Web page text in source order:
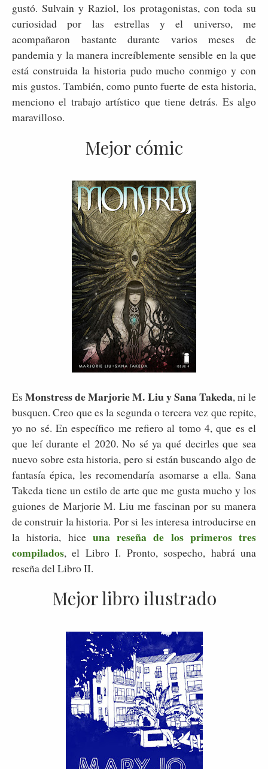
gustó. Sulvain y Raziol, los protagonistas, con toda su
curiosidad por las estrellas y el universo, me
acompañaron bastante durante varios meses de
pandemia y la manera increíblemente sensible en la que
está construida la historia pudo mucho conmigo y con
mis gustos. También, como punto fuerte de esta historia,
menciono el trabajo artístico que tiene detrás. Es algo
maravilloso.
Mejor cómic
EsMonstress de Marjorie M. Liu y Sana Takeda, ni le
busquen. Creo que es la segunda o tercera vez que repite,
yo no sé. En específico me refiero al tomo 4, que es el
que leí durante el 2020. No sé ya qué decirles que sea
nuevo sobre esta historia, pero si están buscando algo de
fantasía épica, les recomendaría asomarse a ella. Sana
Takeda tiene un estilo de arte que me gusta mucho y los
guiones de Marjorie M. Liu me fascinan por su manera
de construir la historia. Por si les interesa introducirse en
la historia, hice una reseña de los primeros tres
compilados, el Libro I. Pronto, sospecho, habrá una
reseña del Libro II.
Mejor libro ilustrado